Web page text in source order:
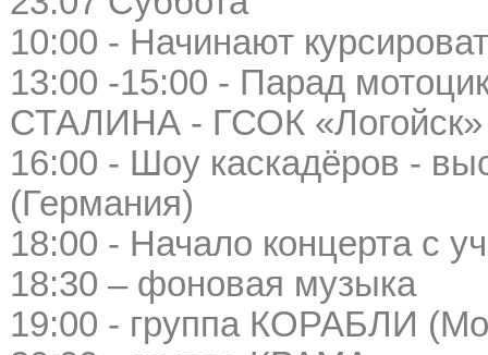
10:00 - Начинают
13:00 -15:00 - Парад
СТАЛИНА - ГСОК «Логойск»
16:00 - Шоу каскадёров -
(Германия)
18:00 - Начало концерта с
18:30 – фоновая музыка
19:00 - группа КОРАБЛИ